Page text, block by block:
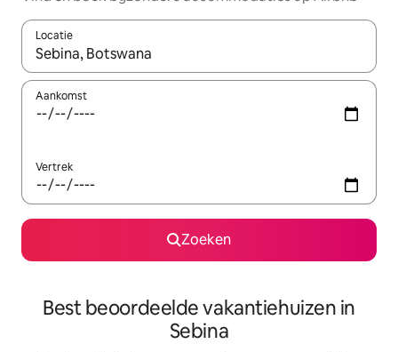
Locatie
Wanneer er suggesties beschikbaar zijn, maak je een keuze
Aankomst
Vertrek
Zoeken
Best beoordeelde vakantiehuizen in
Sebina